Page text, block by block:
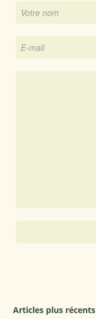
Articles plus récents